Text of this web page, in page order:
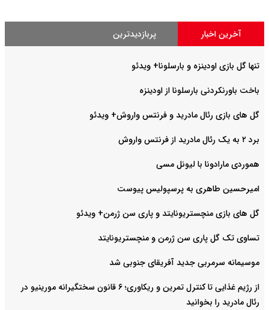
آخرین اخبار پربازدیدترین
تنها گل بازی اودینزه و بارسلونا+ ویدئو
باخت باورنکردنی بارسلونا از اودینزه
گل های بازی رئال مادرید و فرنتس واروش+ ویدئو
برد ۲ به یک رئال مادرید از فرنتس واروش
هموردی مارادونا با لیونل مسی
امیرحسین طاهری به پرسپولیس پیوست
گل های بازی منچستریونایتد و پاری سن ژرمن+ ویدئو
تساوی تک گل پاری سن ژرمن و منچستریونایتد
موسیمانه سرمربی جدید آفریقای جنوبی شد
از رژیم غذایی تا کنترل تمرین و ریکاوری؛ ۶ قانون سختگیرانه مورینیو در
رئال مادرید را بخوانید